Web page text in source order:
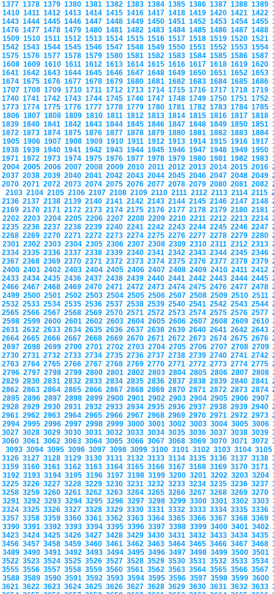
1377 1378 1379 1380 1381 1382 1383 1384 1385 1386 1387 1388 1389
1410 1411 1412 1413 1414 1415 1416 1417 1418 1419 1420 1421 1422
1443 1444 1445 1446 1447 1448 1449 1450 1451 1452 1453 1454 1455
1476 1477 1478 1479 1480 1481 1482 1483 1484 1485 1486 1487 1488
1509 1510 1511 1512 1513 1514 1515 1516 1517 1518 1519 1520 1521
1542 1543 1544 1545 1546 1547 1548 1549 1550 1551 1552 1553 1554
1575 1576 1577 1578 1579 1580 1581 1582 1583 1584 1585 1586 1587
1608 1609 1610 1611 1612 1613 1614 1615 1616 1617 1618 1619 1620
1641 1642 1643 1644 1645 1646 1647 1648 1649 1650 1651 1652 1653
1674 1675 1676 1677 1678 1679 1680 1681 1682 1683 1684 1685 1686
1707 1708 1709 1710 1711 1712 1713 1714 1715 1716 1717 1718 1719
1740 1741 1742 1743 1744 1745 1746 1747 1748 1749 1750 1751 1752
1773 1774 1775 1776 1777 1778 1779 1780 1781 1782 1783 1784 1785
1806 1807 1808 1809 1810 1811 1812 1813 1814 1815 1816 1817 1818
1839 1840 1841 1842 1843 1844 1845 1846 1847 1848 1849 1850 1851
1872 1873 1874 1875 1876 1877 1878 1879 1880 1881 1882 1883 1884
1905 1906 1907 1908 1909 1910 1911 1912 1913 1914 1915 1916 1917
1938 1939 1940 1941 1942 1943 1944 1945 1946 1947 1948 1949 1950
1971 1972 1973 1974 1975 1976 1977 1978 1979 1980 1981 1982 1983
2004 2005 2006 2007 2008 2009 2010 2011 2012 2013 2014 2015 2016
2037 2038 2039 2040 2041 2042 2043 2044 2045 2046 2047 2048 2049
2070 2071 2072 2073 2074 2075 2076 2077 2078 2079 2080 2081 2082
2103 2104 2105 2106 2107 2108 2109 2110 2111 2112 2113 2114 2115
2136 2137 2138 2139 2140 2141 2142 2143 2144 2145 2146 2147 2148
2169 2170 2171 2172 2173 2174 2175 2176 2177 2178 2179 2180 2181
2202 2203 2204 2205 2206 2207 2208 2209 2210 2211 2212 2213 2214
2235 2236 2237 2238 2239 2240 2241 2242 2243 2244 2245 2246 2247
2268 2269 2270 2271 2272 2273 2274 2275 2276 2277 2278 2279 2280
2301 2302 2303 2304 2305 2306 2307 2308 2309 2310 2311 2312 2313
2334 2335 2336 2337 2338 2339 2340 2341 2342 2343 2344 2345 2346
2367 2368 2369 2370 2371 2372 2373 2374 2375 2376 2377 2378 2379
2400 2401 2402 2403 2404 2405 2406 2407 2408 2409 2410 2411 2412
2433 2434 2435 2436 2437 2438 2439 2440 2441 2442 2443 2444 2445
2466 2467 2468 2469 2470 2471 2472 2473 2474 2475 2476 2477 2478
2499 2500 2501 2502 2503 2504 2505 2506 2507 2508 2509 2510 2511
2532 2533 2534 2535 2536 2537 2538 2539 2540 2541 2542 2543 2544
2565 2566 2567 2568 2569 2570 2571 2572 2573 2574 2575 2576 2577
2598 2599 2600 2601 2602 2603 2604 2605 2606 2607 2608 2609 2610
2631 2632 2633 2634 2635 2636 2637 2638 2639 2640 2641 2642 2643
2664 2665 2666 2667 2668 2669 2670 2671 2672 2673 2674 2675 2676
2697 2698 2699 2700 2701 2702 2703 2704 2705 2706 2707 2708 2709
2730 2731 2732 2733 2734 2735 2736 2737 2738 2739 2740 2741 2742
2763 2764 2765 2766 2767 2768 2769 2770 2771 2772 2773 2774 2775
2796 2797 2798 2799 2800 2801 2802 2803 2804 2805 2806 2807 2808
2829 2830 2831 2832 2833 2834 2835 2836 2837 2838 2839 2840 2841
2862 2863 2864 2865 2866 2867 2868 2869 2870 2871 2872 2873 2874
2895 2896 2897 2898 2899 2900 2901 2902 2903 2904 2905 2906 2907
2928 2929 2930 2931 2932 2933 2934 2935 2936 2937 2938 2939 2940
2961 2962 2963 2964 2965 2966 2967 2968 2969 2970 2971 2972 2973
2994 2995 2996 2997 2998 2999 3000 3001 3002 3003 3004 3005 3006
3027 3028 3029 3030 3031 3032 3033 3034 3035 3036 3037 3038 3039
3060 3061 3062 3063 3064 3065 3066 3067 3068 3069 3070 3071 3072
3093 3094 3095 3096 3097 3098 3099 3100 3101 3102 3103 3104
3126 3127 3128 3129 3130 3131 3132 3133 3134 3135 3136 3137 3138
3159 3160 3161 3162 3163 3164 3165 3166 3167 3168 3169 3170 3171
3192 3193 3194 3195 3196 3197 3198 3199 3200 3201 3202 3203 3204
3225 3226 3227 3228 3229 3230 3231 3232 3233 3234 3235 3236 3237
3258 3259 3260 3261 3262 3263 3264 3265 3266 3267 3268 3269 3270
3291 3292 3293 3294 3295 3296 3297 3298 3299 3300 3301 3302 3303
3324 3325 3326 3327 3328 3329 3330 3331 3332 3333 3334 3335 3336
3357 3358 3359 3360 3361 3362 3363 3364 3365 3366 3367 3368 3369
3390 3391 3392 3393 3394 3395 3396 3397 3398 3399 3400 3401 3402
3423 3424 3425 3426 3427 3428 3429 3430 3431 3432 3433 3434 3435
3456 3457 3458 3459 3460 3461 3462 3463 3464 3465 3466 3467 3468
3489 3490 3491 3492 3493 3494 3495 3496 3497 3498 3499 3500 3501
3522 3523 3524 3525 3526 3527 3528 3529 3530 3531 3532 3533 3534
3555 3556 3557 3558 3559 3560 3561 3562 3563 3564 3565 3566 3567
3588 3589 3590 3591 3592 3593 3594 3595 3596 3597 3598 3599 3600
3621 3622 3623 3624 3625 3626 3627 3628 3629 3630 3631 3632 3633